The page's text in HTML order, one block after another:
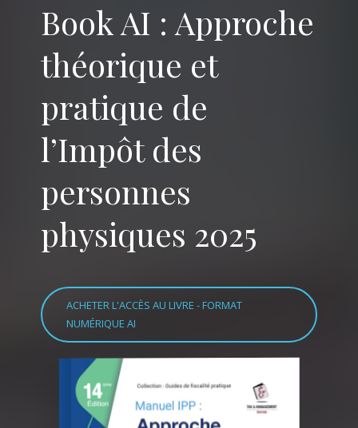
Book AI : Approche
théorique et
pratique de
l’Impôt des
personnes
physiques 2025
ACHETER L'ACCÈS AU LIVRE - FORMAT
NUMÉRIQUE AI